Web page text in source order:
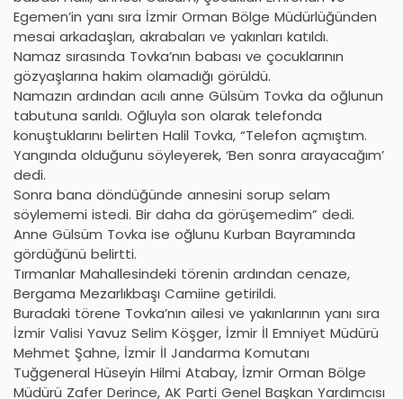
Egemen’in yanı sıra İzmir Orman Bölge Müdürlüğünden
mesai arkadaşları, akrabaları ve yakınları katıldı.
Namaz sırasında Tovka’nın babası ve çocuklarının
gözyaşlarına hakim olamadığı görüldü.
Namazın ardından acılı anne Gülsüm Tovka da oğlunun
tabutuna sarıldı. Oğluyla son olarak telefonda
konuştuklarını belirten Halil Tovka, “Telefon açmıştım.
Yangında olduğunu söyleyerek, ‘Ben sonra arayacağım’
dedi.
Sonra bana döndüğünde annesini sorup selam
söylememi istedi. Bir daha da görüşemedim” dedi.
Anne Gülsüm Tovka ise oğlunu Kurban Bayramında
gördüğünü belirtti.
Tırmanlar Mahallesindeki törenin ardından cenaze,
Bergama Mezarlıkbaşı Camiine getirildi.
Buradaki törene Tovka’nın ailesi ve yakınlarının yanı sıra
İzmir Valisi Yavuz Selim Köşger, İzmir İl Emniyet Müdürü
Mehmet Şahne, İzmir İl Jandarma Komutanı
Tuğgeneral Hüseyin Hilmi Atabay, İzmir Orman Bölge
Müdürü Zafer Derince, AK Parti Genel Başkan Yardımcısı